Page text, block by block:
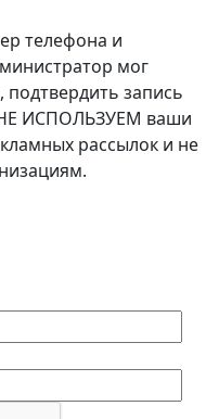
телефона и
мог
подтвердить запись
ИСПОЛЬЗУЕМ ваши
рассылок и не